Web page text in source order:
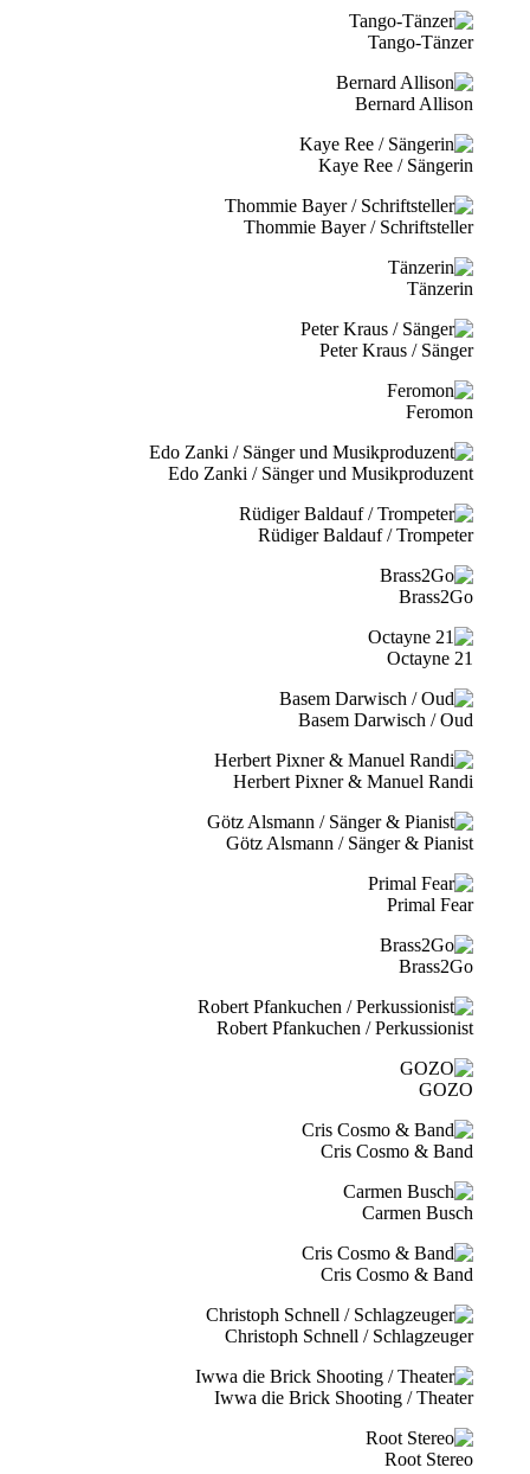
Tango-Tänzer
Bernard Allison
Kaye Ree / Sängerin
Thommie Bayer / Schriftsteller
Tänzerin
Peter Kraus / Sänger
Feromon
Edo Zanki / Sänger und Musikproduzent
Rüdiger Baldauf / Trompeter
Brass2Go
21 Octayne
Basem Darwisch / Oud
Herbert Pixner & Manuel Randi
Götz Alsmann / Sänger & Pianist
Primal Fear
Brass2Go
Robert Pfankuchen / Perkussionist
GOZO
Cris Cosmo & Band
Carmen Busch
Cris Cosmo & Band
Christoph Schnell / Schlagzeuger
Iwwa die Brick Shooting / Theater
Root Stereo